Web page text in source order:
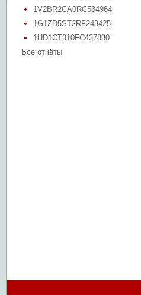
1V2BR2CA0RC534964
1G1ZD5ST2RF243425
1HD1CT310FC437830
Все отчёты